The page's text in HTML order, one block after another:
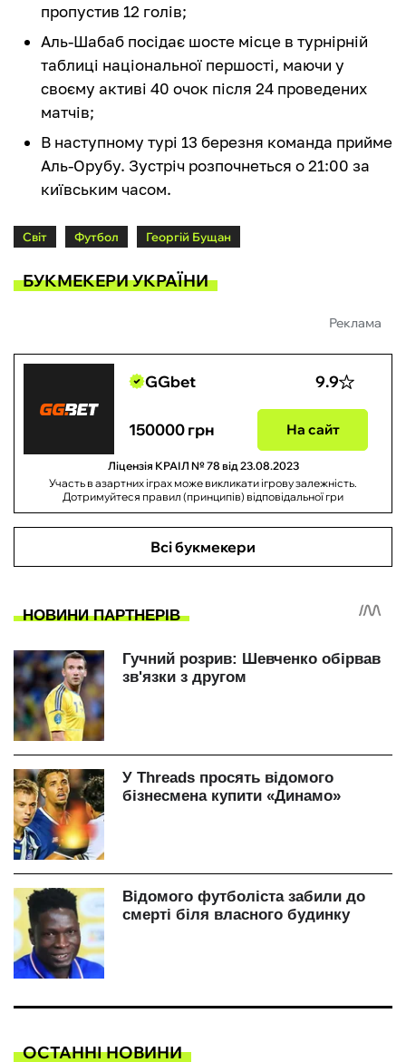
пропустив 12 голів;
Аль-Шабаб посідає шосте місце в турнірній
таблиці національної першості, маючи у
своєму активі 40 очок після 24 проведених
матчів;
В наступному турі 13 березня команда прийме
Аль-Орубу. Зустріч розпочнеться о 21:00 за
київським часом.
Світ Футбол Георгій Бущан
БУКМЕКЕРИ УКРАЇНИ
Реклама
GGbet 9.9
150000 грн На сайт
Ліцензія КРАІЛ № 78 від 23.08.2023
Участь в азартних іграх може викликати ігрову залежність.
Дотримуйтеся правил (принципів) відповідальної гри
Всі букмекери
ОСТАННІ НОВИНИ